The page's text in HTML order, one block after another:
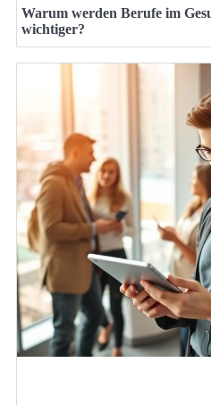
Warum werden Berufe im
wichtiger?